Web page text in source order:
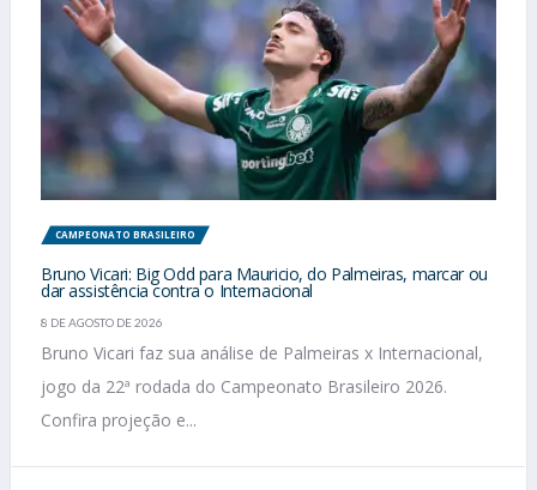
CAMPEONATO BRASILEIRO
Bruno Vicari: Big Odd para Mauricio, do Palmeiras, marcar ou
dar assistência contra o Internacional
8 DE AGOSTO DE 2026
Bruno Vicari faz sua análise de Palmeiras x Internacional,
jogo da 22ª rodada do Campeonato Brasileiro 2026.
Confira projeção e...